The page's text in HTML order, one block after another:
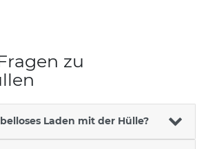
zu
Laden mit der Hülle?